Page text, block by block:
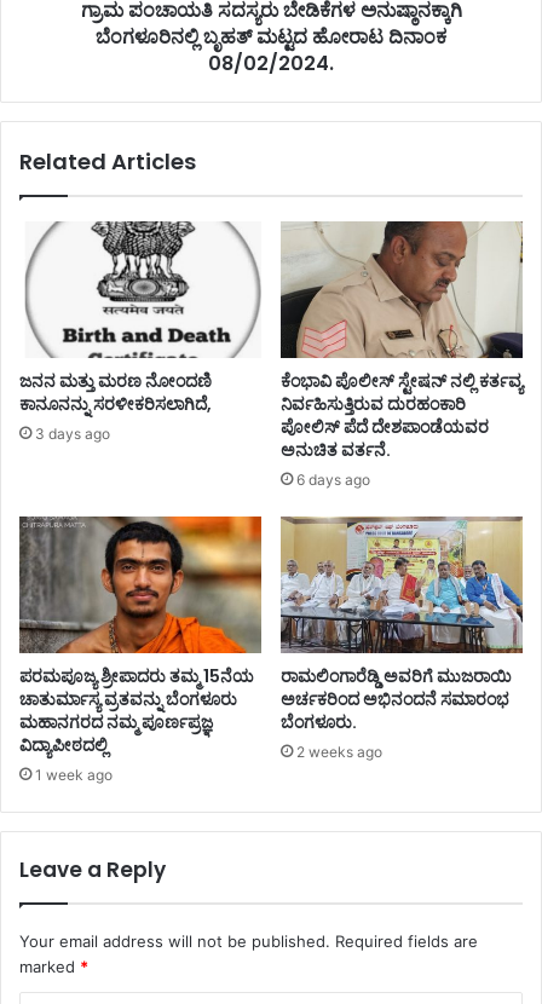
ಗ್ರಾಮ ಪಂಚಾಯತಿ ಸದಸ್ಯರು ಬೇಡಿಕೆಗಳ ಅನುಷ್ಠಾನಕ್ಕಾಗಿ
ಬೆಂಗಳೂರಿನಲ್ಲಿ ಬೃಹತ್ ಮಟ್ಟದ ಹೋರಾಟ ದಿನಾಂಕ
08/02/2024.
Related Articles
ಜನನ ಮತ್ತು ಮರಣ ನೋಂದಣಿ
ಕಾನೂನನ್ನು ಸರಳೀಕರಿಸಲಾಗಿದೆ,
3 days ago
ಕೆಂಭಾವಿ ಪೊಲೀಸ್ ಸ್ಟೇಷನ್ ನಲ್ಲಿ ಕರ್ತವ್ಯ
ನಿರ್ವಹಿಸುತ್ತಿರುವ ದುರಹಂಕಾರಿ
ಪೋಲಿಸ್ ಪೆದೆ ದೇಶಪಾಂಡೆಯವರ
ಅನುಚಿತ ವರ್ತನೆ.
6 days ago
ಪರಮಪೂಜ್ಯ ಶ್ರೀಪಾದರು ತಮ್ಮ 15ನೆಯ
ಚಾತುರ್ಮಾಸ್ಯ ವ್ರತವನ್ನು ಬೆಂಗಳೂರು
ಮಹಾನಗರದ ನಮ್ಮ ಪೂರ್ಣಪ್ರಜ್ಞ
ವಿದ್ಯಾಪೀಠದಲ್ಲಿ
1 week ago
ರಾಮಲಿಂಗಾರೆಡ್ಡಿ ಅವರಿಗೆ ಮುಜರಾಯಿ
ಅರ್ಚಕರಿಂದ ಅಭಿನಂದನೆ ಸಮಾರಂಭ
ಬೆಂಗಳೂರು.
2 weeks ago
Leave a Reply
Your email address will not be published. Required fields are
marked *